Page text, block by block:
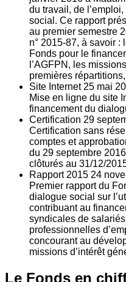
du travail, de
social. Ce rapport
au premier semestre
n° 2015-87, à savoir
Fonds pour le
l’AGFPN, les
premières
Site Internet 25 mai
Mise en ligne du site
financement du
Certification 29
Certification sans
comptes et
du 29 septembre
clôturés au 31/12/
Rapport 2015 24
Premier rapport du
dialogue social sur
contribuant au
syndicales de
professionnelles
concourant au
missions d’intérêt
Le Fonds en